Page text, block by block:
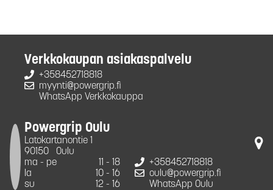
Verkkokaupan asiakaspalvelu
+358452718818
myynti@powergrip.fi
WhatsApp Verkkokauppa
Powergrip Oulu
Latokartanontie 1
90150
Oulu
ma - pe
11 - 18
la
10 - 16
su
12 - 16
+358452718818
oulu@powergrip.fi
WhatsApp Oulu